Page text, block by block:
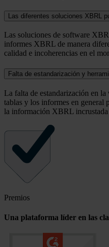
Las diferentes soluciones XBRL
Las soluciones de software
informes XBRL de manera
calidad e incoherencias en el
Falta de estandarización y
La falta de estandarización en
tablas y los informes en general
la información XBRL incrustada
Premios
Una plataforma líder en las